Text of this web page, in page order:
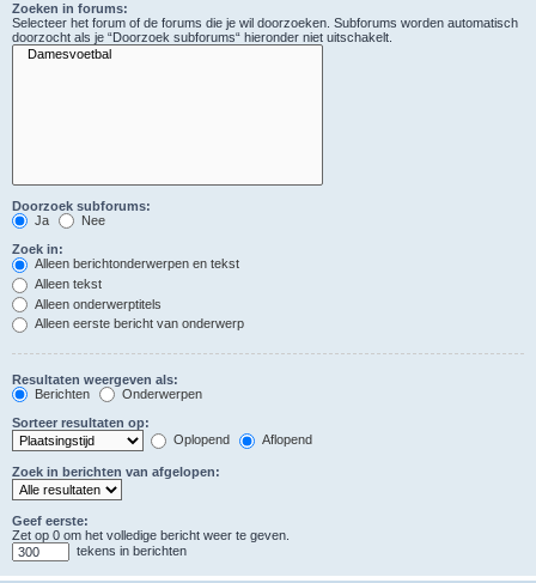
Zoeken in forums:
Selecteer het forum of de forums die je wil doorzoeken. Subforums worden automatisch
doorzocht als je “Doorzoek subforums“ hieronder niet uitschakelt.
Doorzoek subforums:
Ja
Nee
Zoek in:
Alleen berichtonderwerpen en tekst
Alleen tekst
Alleen onderwerptitels
Alleen eerste bericht van onderwerp
Resultaten weergeven als:
Berichten
Onderwerpen
Sorteer resultaten op:
Oplopend
Aflopend
Zoek in berichten van afgelopen:
Geef eerste:
Zet op 0 om het volledige bericht weer te geven.
tekens in berichten